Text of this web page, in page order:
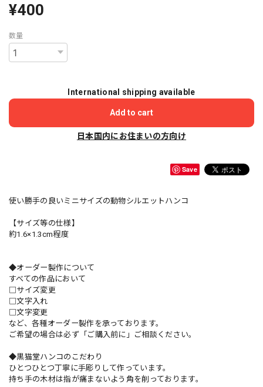
¥400
数量
International shipping available
Add to cart
日本国内にお住まいの方向け
Save
使い勝手の良いミニサイズの動物シルエットハンコ
【サイズ等の仕様】
約1.6×1.3cm程度
◆オーダー製作について
すべての作品において
□サイズ変更
□文字入れ
□文字変更
など、各種オーダー製作を承っております。
ご希望の場合は必ず「ご購入前に」ご相談ください。
◆黒猫堂ハンコのこだわり
ひとつひとつ丁寧に手彫りして作っています。
持ち手の木材は指が痛まないよう角を削っております。